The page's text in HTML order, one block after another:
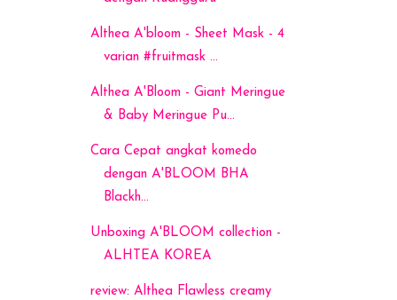
Althea A'bloom - Sheet Mask - 4
varian #fruitmask ...
Althea A'Bloom - Giant Meringue
& Baby Meringue Pu...
Cara Cepat angkat komedo
dengan A'BLOOM BHA
Blackh...
Unboxing A'BLOOM collection -
ALHTEA KOREA
review: Althea Flawless creamy